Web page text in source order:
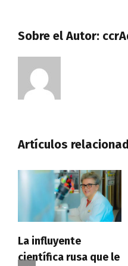
Sobre el Autor:
Artículos
La influyente
científica rusa que le